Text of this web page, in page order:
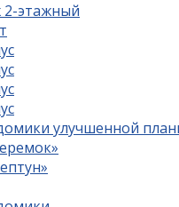
2-этажный
улучшенной